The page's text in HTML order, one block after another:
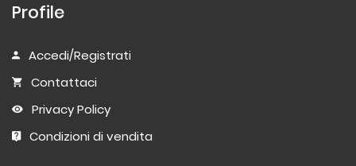
Profile
Accedi/Registrati
Contattaci
Privacy Policy
Condizioni di vendita